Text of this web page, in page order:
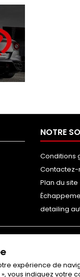
NOTRE
Conditions
Contactez-
Plan du site
detailing
expérience de
vous indiquez